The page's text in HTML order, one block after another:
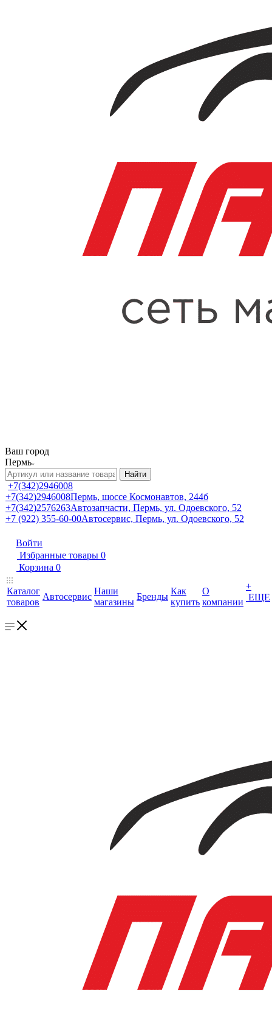
Ваш город
Пермь
Найти
+7(342)2946008
+7(342)2946008Пермь, шоссе Космонавтов, 244б
+7(342)2576263Автозапчасти, Пермь, ул. Одоевского, 52
+7 (922) 355-60-00Автосервис, Пермь, ул. Одоевского, 52
Войти
Избранные товары 0
Корзина 0
Каталог
товаров
Автосервис
Наши
магазины
Бренды
Как
купить
О
компании
+
ЕЩЕ